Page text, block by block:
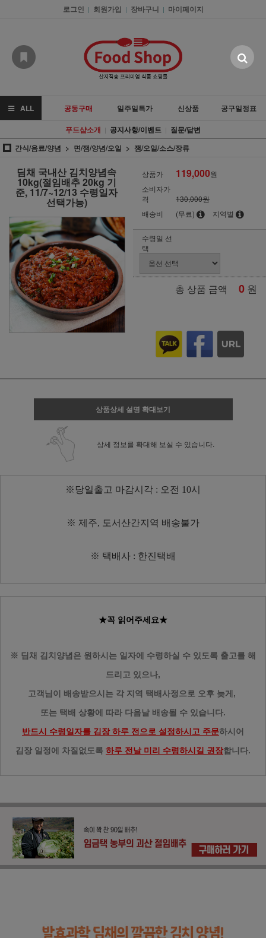
로그인 | 회원가입 | 장바구니 | 마이페이지
ALL 공동구매 일주일특가 신상품
공구일정표
푸드샵소개 | 공지사항/이벤트 | 질문/답변
간식/음료/양념
면/잼/양념/오일 잼/오일/소스/장류
딤채 국내산 김치양념속
10kg(절임배추 20kg 기
준, 11/7~12/13 수령일자
선택가능)
상품가 119,000원
소비자가
격
130,000원
배송비
(무료) 지역별
수령일 선
택
총 상품 금액 0 원
상품상세 설명 확대보기
상세 정보를 확대해 보실 수 있습니다.
※당일출고 마감시각 : 오전 10시
※ 제주, 도서산간지역 배송불가
※ 택배사 : 한진택배
★꼭 읽어주세요★
※ 딤채 김치양념은 원하시는 일자에 수령하실 수 있도록 출고를 해
드리고 있으나,
고객님이 배송받으시는 각 지역 택배사정으로 오후 늦게,
또는 택배 상황에 따라 다음날 배송될 수 있습니다.
반드시 수령일자를 김장 하루 전으로 설정하시고 주문하시어
김장 일정에 차질없도록 하루 전날 미리 수령하시길 권장합니다.